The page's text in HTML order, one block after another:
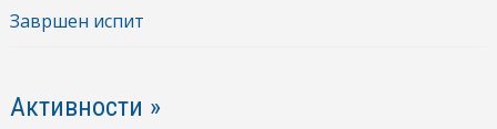
Завршен испит
Активности »